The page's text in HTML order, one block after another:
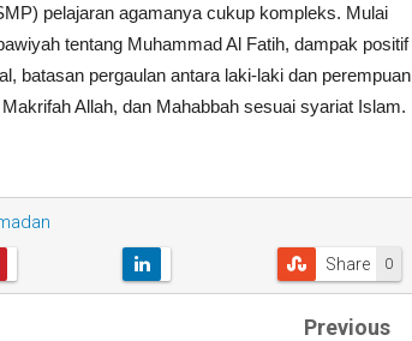
pelajaran agamanya cukup kompleks. Mulai
tentang Muhammad Al Fatih, dampak positif
batasan pergaulan antara laki-laki dan perempuan
Allah, dan Mahabbah sesuai syariat Islam.
0
Share
Previous